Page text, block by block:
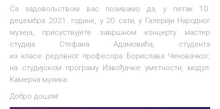
Са задовољством вас позивамо да, у петак 10.
децембра 2021. године, у 20 сати, у Галерији Народног
музеја, присуствујете завршном концерту мастер
студија Стефана Адамовића, студента
из класе редовног професора Борислава Чичовачког,
на студијском програму Извођачке уметности, модул:
Камерна музика.
Добро дошли!